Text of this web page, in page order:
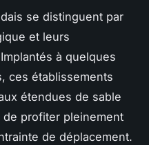
se distinguent par
et leurs
à quelques
ces établissements
étendues de sable
profiter pleinement
de déplacement.